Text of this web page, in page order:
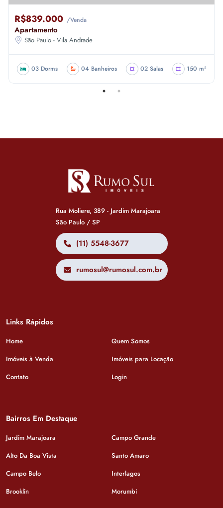
R$839.000 /Venda
Apartamento
São Paulo - Vila Andrade
03 Dorms 04 Banheiros 02 Salas 150 m²
Rua Moliere, 389 - Jardim Marajoara
São Paulo / SP
(11) 5548-3677
rumosul@rumosul.com.br
Links Rápidos
Home
Quem Somos
Imóveis à Venda
Imóveis para Locação
Contato
Login
Bairros Em Destaque
Jardim Marajoara
Campo Grande
Alto Da Boa Vista
Santo Amaro
Campo Belo
Interlagos
Brooklin
Morumbi